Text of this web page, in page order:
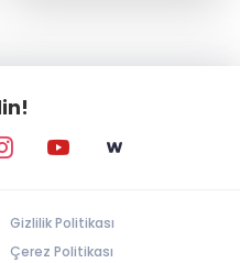
Gizlilik Politikası
Çerez Politikası